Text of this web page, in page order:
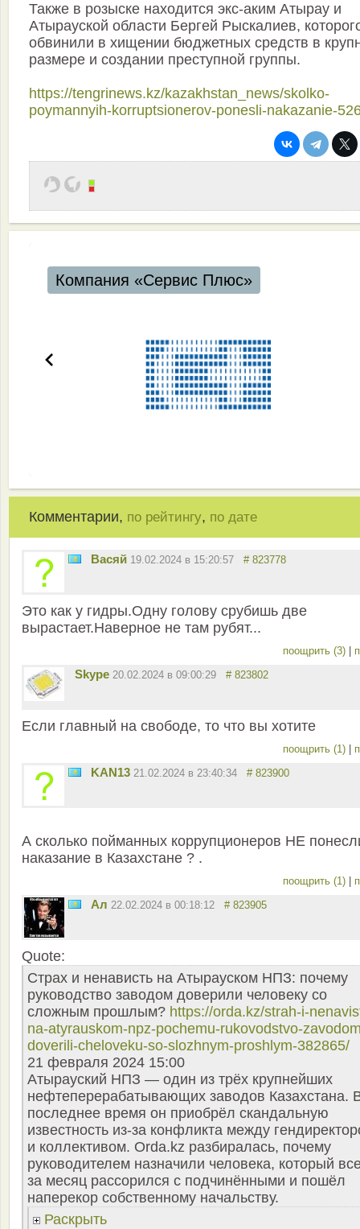
Также в розыске находится экс-аким Атырау и
Атырауской области Бергей Рыскалиев,
обвинили в хищении бюджетных средств в
размере и создании преступной группы.
https://tengrinews.kz/kazakhstan_news/skolko-
poymannyih-korruptsionerov-ponesli-nakazanie-
Компания «Сервис Плюс»
Комментарии, по рейтингу, по дате
Васяй 19.02.2024 в 15:20:57 # 823778
Это как у гидры.Одну голову срубишь две
вырастает.Наверное не там рубят...
поощрить (3)
Skype 20.02.2024 в 09:00:29 # 823802
Если главный на свободе, то что вы хотите
поощрить (1)
KAN13 21.02.2024 в 23:40:34 # 823900
А сколько пойманных коррупционеров НЕ
наказание в Казахстане ? .
поощрить (1)
Ал 22.02.2024 в 00:18:12 # 823905
Quote:
Страх и ненависть на Атырауском НПЗ: почему
руководство заводом доверили человеку со
сложным прошлым? https://orda.kz/strah-i-
na-atyrauskom-npz-pochemu-rukovodstvo-
doverili-cheloveku-so-slozhnym-proshlym-382865/
21 февраля 2024 15:00
Атырауский НПЗ — один из трёх крупнейших
нефтеперерабатывающих заводов Казахстана.
последнее время он приобрёл скандальную
известность из-за конфликта между
и коллективом. Orda.kz разбиралась, почему
руководителем назначили человека, который
за месяц рассорился с подчинёнными и пошёл
наперекор собственному начальству.
Раскрыть